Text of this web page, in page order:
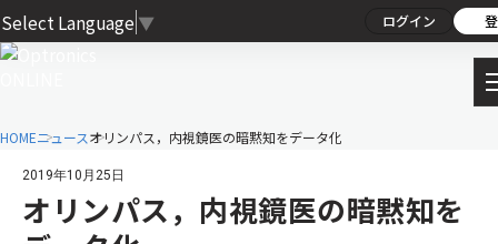
Select Language ▼ ログイン
HOMEニュースオリンパス，内視鏡医の暗黙知をデータ化
2019年10月25日
オリンパス，内視鏡医の暗黙知を